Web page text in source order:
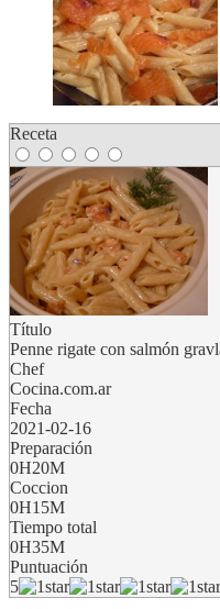
Receta
Título
Penne rigate con salmón
Chef
Cocina.com.ar
Fecha
2021-02-16
Preparación
0H20M
Coccion
0H15M
Tiempo total
0H35M
Puntuación
5